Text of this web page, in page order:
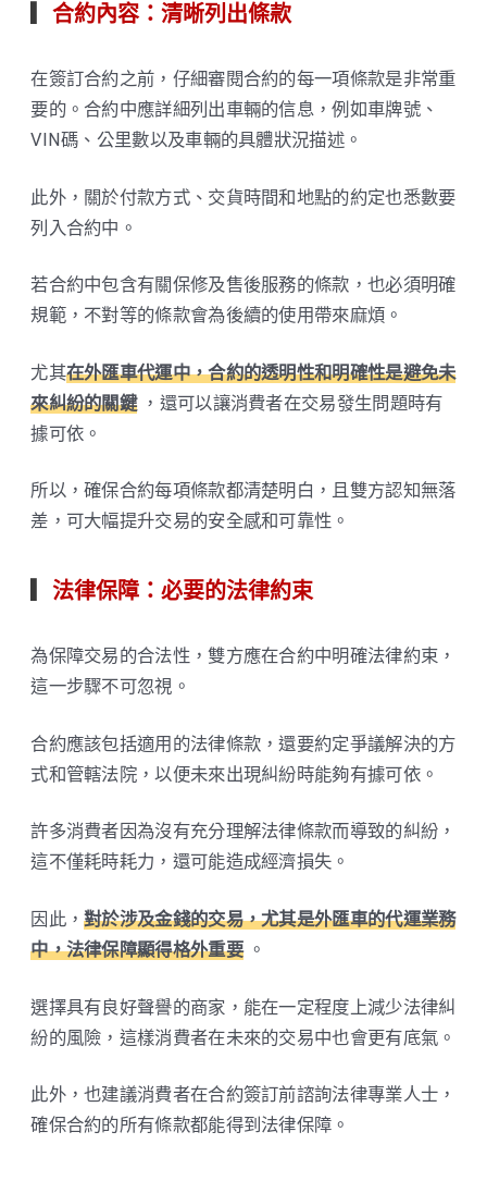
▎合約內容：清晰列出條款
在簽訂合約之前，仔細審閱合約的每一項條款是非常重
要的。合約中應詳細列出車輛的信息，例如車牌號、
VIN碼、公里數以及車輛的具體狀況描述。
此外，關於付款方式、交貨時間和地點的約定也悉數要
列入合約中。
若合約中包含有關保修及售後服務的條款，也必須明確
規範，不對等的條款會為後續的使用帶來麻煩。
尤其在外匯車代運中，合約的透明性和明確性是避免未
來糾紛的關鍵，還可以讓消費者在交易發生問題時有
據可依。
所以，確保合約每項條款都清楚明白，且雙方認知無落
差，可大幅提升交易的安全感和可靠性。
法律保障：必要的法律約束
為保障交易的合法性，雙方應在合約中明確法律約束，
這一步驟不可忽視。
合約應該包括適用的法律條款，還要約定爭議解決的方
式和管轄法院，以便未來出現糾紛時能夠有據可依。
許多消費者因為沒有充分理解法律條款而導致的糾紛，
這不僅耗時耗力，還可能造成經濟損失。
因此，對於涉及金錢的交易，尤其是外匯車的代運業務
中，法律保障顯得格外重要。
選擇具有良好聲譽的商家，能在一定程度上減少法律糾
紛的風險，這樣消費者在未來的交易中也會更有底氣。
此外，也建議消費者在合約簽訂前諮詢法律專業人士，
確保合約的所有條款都能得到法律保障。